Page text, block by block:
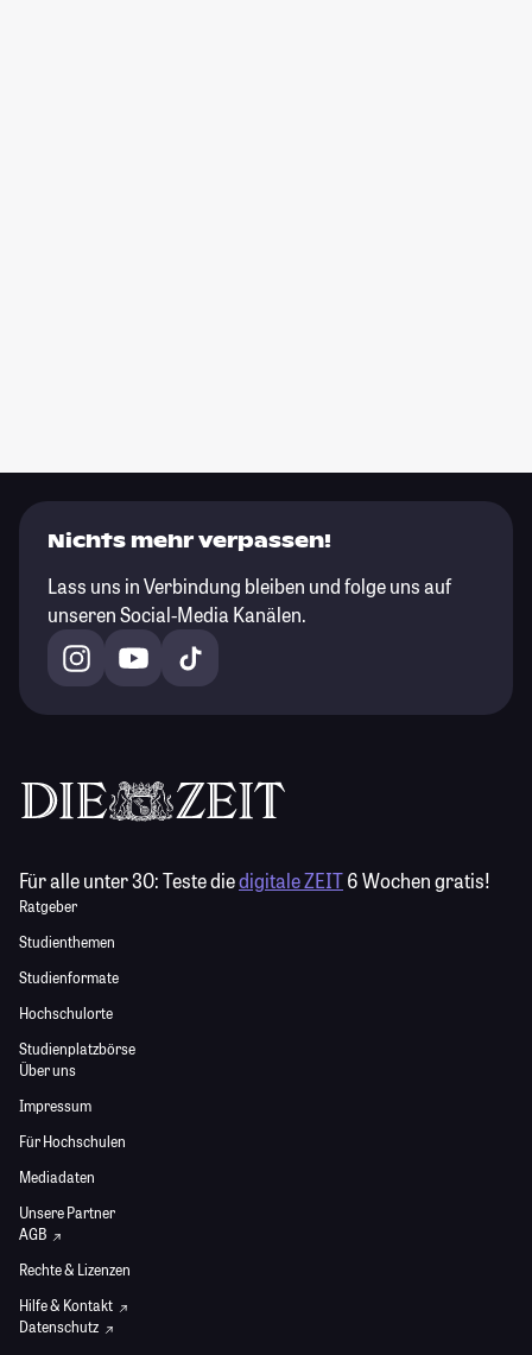
Nichts mehr verpassen!
Lass uns in Verbindung bleiben und folge uns auf
unseren Social-Media Kanälen.
Für alle unter 30:Teste diedigitale ZEIT6 Wochen gratis!
Ratgeber
Studienthemen
Studienformate
Hochschulorte
Studienplatzbörse
Über uns
Impressum
Für Hochschulen
Mediadaten
Unsere Partner
AGB
Rechte & Lizenzen
Hilfe & Kontakt
Datenschutz